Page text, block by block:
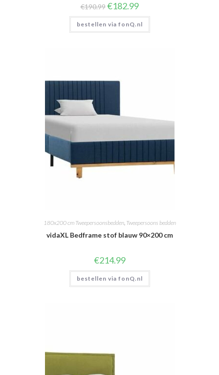
€190.99 Oorspronkelijke
prijs
was:
€190.99.
€182.99Huidige
is:
€182.99.
bestellen via fonQ.nl
180x200 cm Tweepersoonsbedden, Tweepersoons bedden
vidaXL Bedframe stof blauw 90×200 cm
€214.99
bestellen via fonQ.nl